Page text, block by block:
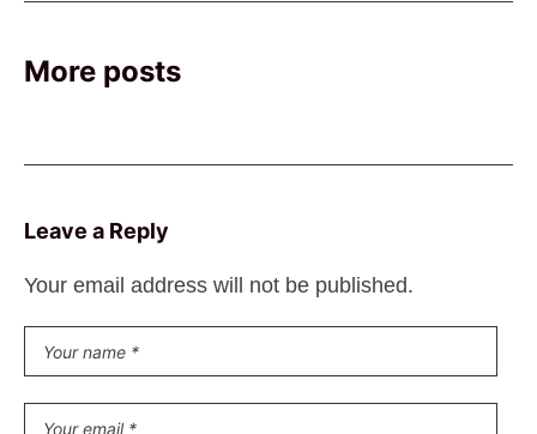
More posts
Leave a Reply
Your email address will not be published.